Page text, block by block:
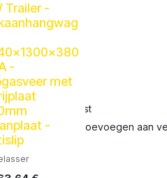
aan verlanglijst
Toevoegen aan
Trailer -
-
met
-